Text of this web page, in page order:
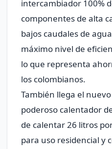
intercambiador 100%
componentes de alta
bajos caudales de
máximo nivel de
lo que representa
los colombianos.
También llega el
poderoso calentador
de calentar 26 litros
para uso residencial y